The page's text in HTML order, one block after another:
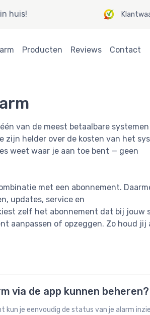
huis!
Producten Reviews Contact
van de meest betaalbare
zijn helder over de kosten van het
weet waar je aan toe bent — geen
met een abonnement.
updates, service en
zelf het abonnement dat bij jouw
aanpassen of opzeggen. Zo houd jij
via de app kunnen beheren?
kun je eenvoudig de status van je alarm